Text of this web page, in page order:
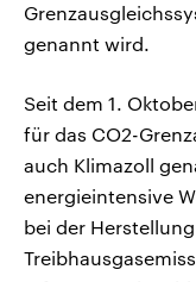
genannt wird.
Seit dem 1.
für das CO2-
auch Klimazoll
energieintensive
bei der